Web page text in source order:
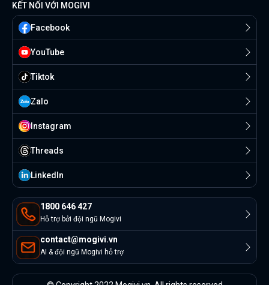
1800 646 427
Hỗ trợ bởi đội ngũ Mogivi
contact@mogivi.vn
AI & đội ngũ Mogivi hỗ trợ
KẾT NỐI VỚI MOGIVI
Facebook
YouTube
Tiktok
Zalo
Instagram
Threads
Linkedln